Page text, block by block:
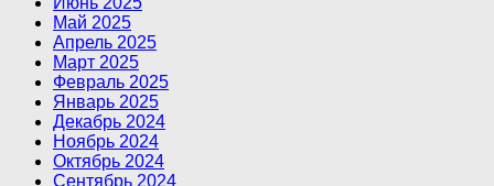
Май 2025
Апрель 2025
Март 2025
Февраль 2025
Январь 2025
Декабрь 2024
Ноябрь 2024
Октябрь 2024
Сентябрь 2024